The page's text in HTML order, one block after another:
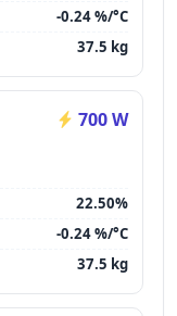
-0.24 %/°C
37.5 kg
700 W
22.50%
-0.24 %/°C
37.5 kg